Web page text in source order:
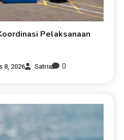
Pelaksanaan
8, 2026 Satria 0